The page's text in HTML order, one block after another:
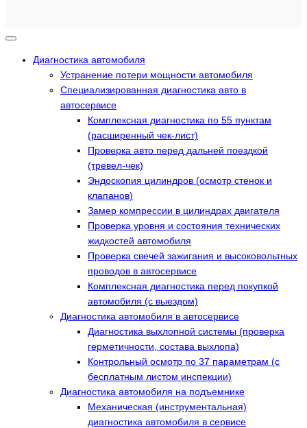
Диагностика автомобиля
Устранение потери мощности автомобиля
Специализированная диагностика авто в
автосервисе
Комплексная диагностика по 55 пунктам
(расширенный чек-лист)
Проверка авто перед дальней поездкой
(тревел-чек)
Эндоскопия цилиндров (осмотр стенок и
клапанов)
Замер компрессии в цилиндрах двигателя
Проверка уровня и состояния технических
жидкостей автомобиля
Проверка свечей зажигания и высоковольтных
проводов в автосервисе
Комплексная диагностика перед покупкой
автомобиля (с выездом)
Диагностика автомобиля в автосервисе
Диагностика выхлопной системы (проверка
герметичности, состава выхлопа)
Контрольный осмотр по 37 параметрам (с
бесплатным листом инспекции)
Диагностика автомобиля на подъемнике
Механическая (инструментальная)
диагностика автомобиля в сервисе